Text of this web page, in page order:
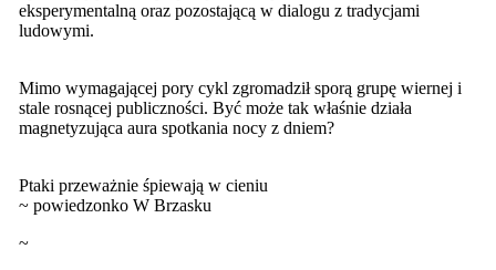
eksperymentalną oraz pozostającą w dialogu z tradycjami
ludowymi.
Mimo wymagającej pory cykl zgromadził sporą grupę wiernej i
stale rosnącej publiczności. Być może tak właśnie działa
magnetyzująca aura spotkania nocy z dniem?
Ptaki przeważnie śpiewają w cieniu
~ powiedzonko W Brzasku
~